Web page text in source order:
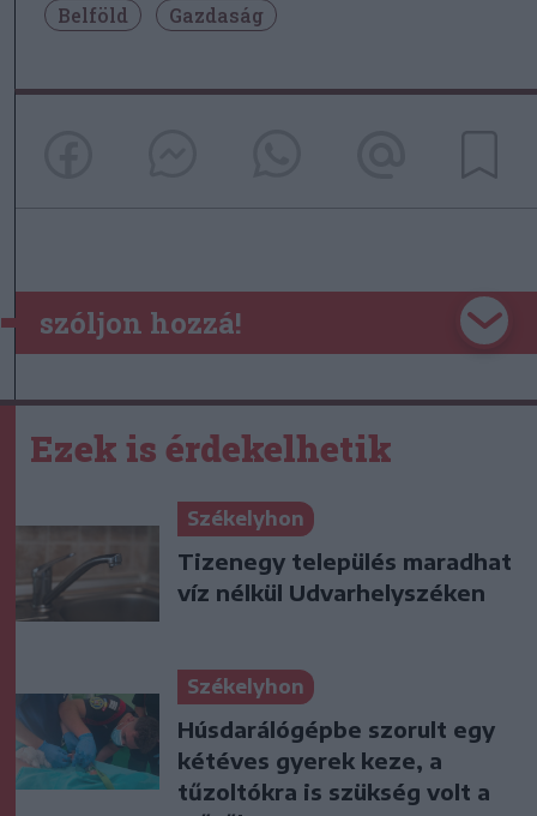
Belföld Gazdaság
szóljon hozzá!
Ezek is érdekelhetik
Székelyhon
Tizenegy település maradhat
víz nélkül Udvarhelyszéken
Székelyhon
Húsdarálógépbe szorult egy
kétéves gyerek keze, a
tűzoltókra is szükség volt a